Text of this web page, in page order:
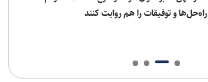
راه‌حل‌ها و توفیقات را هم روایت کنند